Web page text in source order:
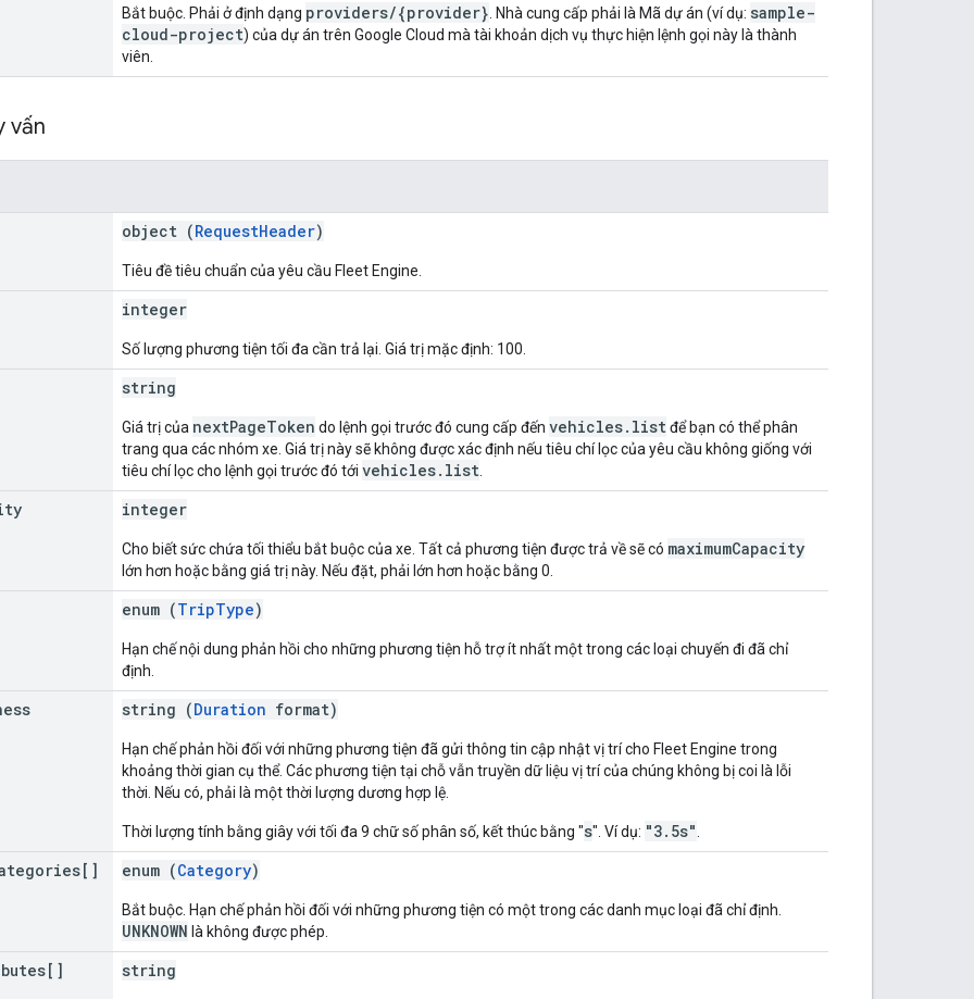
Bắt buộc. Phải ở định dạng providers/{provider} . Nhà cung cấp phải là Mã dự án (ví dụ: sample-
cloud-project) của dự án trên Google Cloud mà tài khoản dịch vụ thực hiện lệnh gọi này là thành
viên.
vấn
object (RequestHeader)
Tiêu đề tiêu chuẩn của yêu cầu Fleet Engine.
integer
Số lượng phương tiện tối đa cần trả lại. Giá trị mặc định: 100.
string
Giá trị của nextPageToken do lệnh gọi trước đó cung cấp đến vehicles.listđể bạn có thể phân
trang qua các nhóm xe. Giá trị này sẽ không được xác định nếu tiêu chí lọc của yêu cầu không giống với
tiêu chí lọc cho lệnh gọi trước đó tới vehicles.list
integer
Cho biết sức chứa tối thiểu bắt buộc của xe. Tất cả phương tiện được trả về sẽ có maximumCapacity
lớn hơn hoặc bằng giá trị này. Nếu đặt, phải lớn hơn hoặc bằng 0.
enum (TripType)
Hạn chế nội dung phản hồi cho những phương tiện hỗ trợ ít nhất một trong các loại chuyến đi đã chỉ
định.
string (Duration format)
Hạn chế phản hồi đối với những phương tiện đã gửi thông tin cập nhật vị trí cho Fleet Engine trong
khoảng thời gian cụ thể. Các phương tiện tại chỗ vẫn truyền dữ liệu vị trí của chúng không bị coi là lỗi
thời. Nếu có, phải là một thời lượng dương hợp lệ.
Thời lượng tính bằng giây với tối đa 9 chữ số phân số, kết thúc bằng "s". Ví dụ: "3.5s"
enum (Category)
Bắt buộc. Hạn chế phản hồi đối với những phương tiện có một trong các danh mục loại đã chỉ định.
UNKNOWN là không được phép.
string